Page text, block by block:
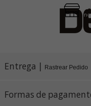
Entrega | Rastrear Pedido
Formas de